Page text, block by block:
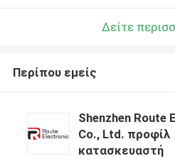
Δείτε
Περίπου εμείς
Shenzhen Route
Co., Ltd. προφίλ
κατασκευαστή